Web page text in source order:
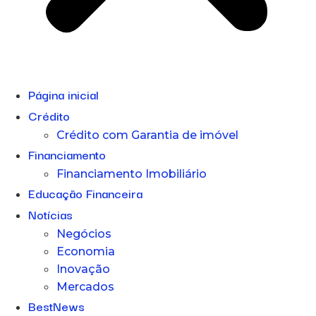
Página inicial
Crédito
Crédito com Garantia de imóvel
Financiamento
Financiamento Imobiliário
Educação Financeira
Notícias
Negócios
Economia
Inovação
Mercados
BestNews